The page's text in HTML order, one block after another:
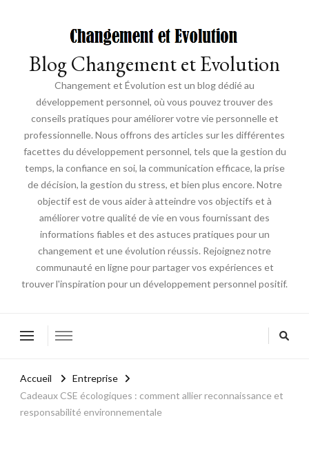
Blog Changement et Evolution
Changement et Évolution est un blog dédié au
développement personnel, où vous pouvez trouver des
conseils pratiques pour améliorer votre vie personnelle et
professionnelle. Nous offrons des articles sur les différentes
facettes du développement personnel, tels que la gestion du
temps, la confiance en soi, la communication efficace, la prise
de décision, la gestion du stress, et bien plus encore. Notre
objectif est de vous aider à atteindre vos objectifs et à
améliorer votre qualité de vie en vous fournissant des
informations fiables et des astuces pratiques pour un
changement et une évolution réussis. Rejoignez notre
communauté en ligne pour partager vos expériences et
trouver l'inspiration pour un développement personnel positif.
Accueil
Entreprise
Cadeaux CSE écologiques : comment allier reconnaissance et
responsabilité environnementale